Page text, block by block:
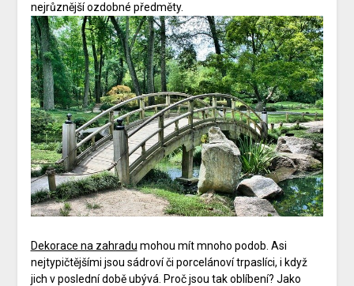
nejrůznější ozdobné předměty.
Dekorace na zahradu mohou mít mnoho podob. Asi
nejtypičtějšími jsou sádroví či porcelánoví trpaslíci, i když
jich v poslední době ubývá. Proč jsou tak oblíbení? Jako